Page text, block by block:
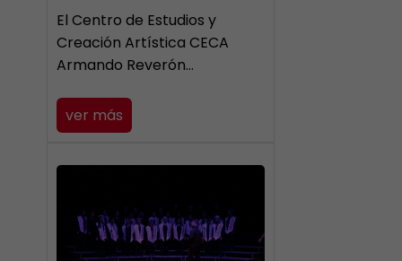
El Centro de Estudios y
Creación Artística CECA
Armando Reverón…
ver más